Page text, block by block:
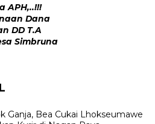
APH,..!!!
Dana
DD T.A
Simbruna